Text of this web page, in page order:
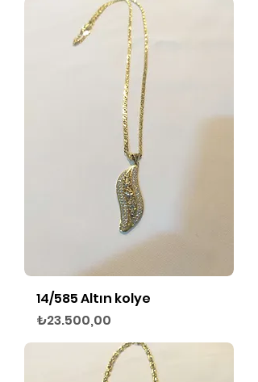
14/585 Altın kolye
Fiyat
₺23.500,00